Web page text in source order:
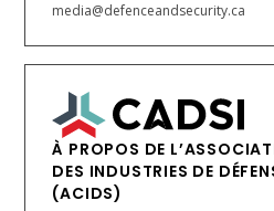
media@defenceandsecurity.ca
À PROPOS DE
DES INDUSTRIES DE
(ACIDS)